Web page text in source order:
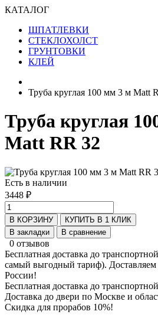
КАТАЛОГ
ШПАТЛЕВКИ
СТЕКЛОХОЛСТ
ГРУНТОВКИ
КЛЕЙ
Труба круглая 100 мм 3 м Мatt
Труба круглая
Мatt RR 32
Есть в наличии
3448 ₽
В КОРЗИНУ
КУПИТЬ В 1 КЛИК
В закладки
В сравнение
0 отзывов
Бесплатная доставка до
самый выгодный тариф).
России!
Бесплатная доставка до
Доставка до двери по Москве и
Скидка для прорабов 10%!